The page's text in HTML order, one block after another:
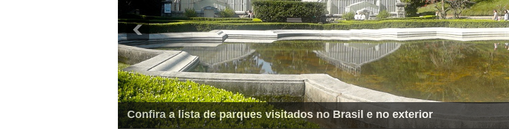
Confira a lista de parques visitados no Brasil e no exterior